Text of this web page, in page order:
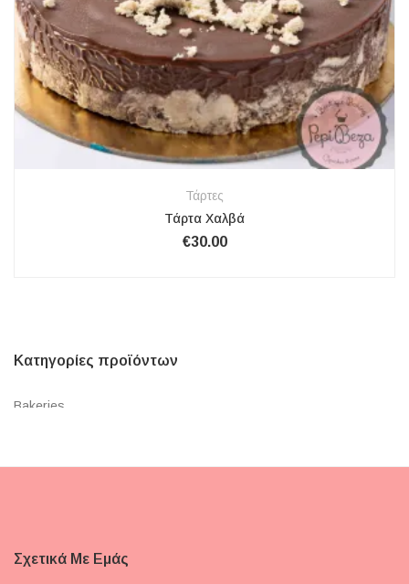
Τάρτες
Τάρτα Χαλβά
€30.00
Κατηγορίες προϊόντων
Bakeries
Cake Pops
Σχετικά Με Εμάς